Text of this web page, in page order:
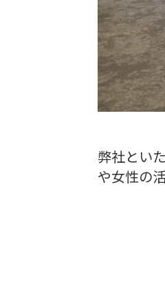
弊社とい
や女性の